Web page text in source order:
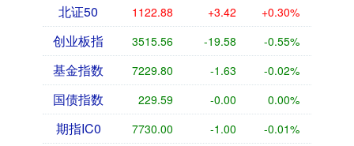
北证50 1122.88 +3.42 +0.30%
创业板指 3515.56 -19.58 -0.55%
基金指数 7229.80 -1.63 -0.02%
国债指数 229.59 -0.00 0.00%
期指IC0 7730.00 -1.00 -0.01%